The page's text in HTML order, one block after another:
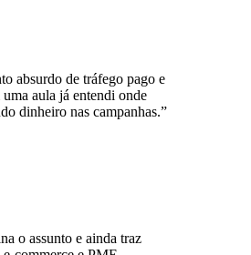
absurdo de tráfego pago e
aula já entendi onde
dinheiro nas campanhas.”
o assunto e ainda traz